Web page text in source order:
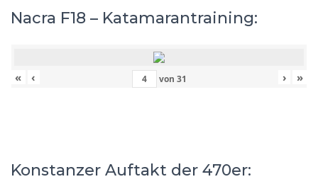
Nacra F18 – Katamarantraining:
« ‹ von 31 › »
Konstanzer Auftakt der 470er: